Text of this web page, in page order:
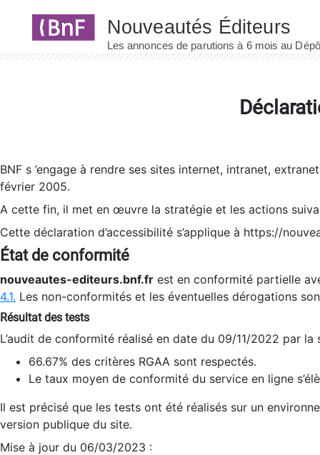
BNF s ’engage à rendre ses sites internet, intranet,
février 2005.
A cette fin, il met en œuvre la stratégie et les actions
Cette déclaration d’accessibilité s’applique à https://
État de conformité
nouveautes-editeurs.bnf.fr est en conformité partielle
4.1. Les non-conformités et les éventuelles dérogations
Résultat des tests
L’audit de conformité réalisé en date du 09/11/2022 par
66.67% des critères RGAA sont respectés.
Le taux moyen de conformité du service en ligne
Il est précisé que les tests ont été réalisés sur un
version publique du site.
Mise à jour du 06/03/2023 :